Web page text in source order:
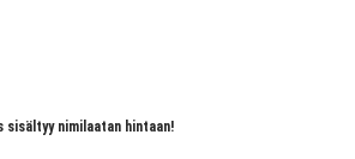
sisältyy nimilaatan hintaan!